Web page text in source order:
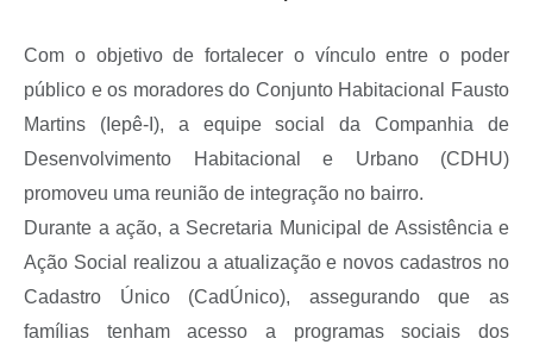
Com o objetivo de fortalecer o vínculo entre o poder
público e os moradores do Conjunto Habitacional Fausto
Martins (Iepê-I), a equipe social da Companhia de
Desenvolvimento Habitacional e Urbano (CDHU)
promoveu uma reunião de integração no bairro.
Durante a ação, a Secretaria Municipal de Assistência e
Ação Social realizou a atualização e novos cadastros no
Cadastro Único (CadÚnico), assegurando que as
famílias tenham acesso a programas sociais dos